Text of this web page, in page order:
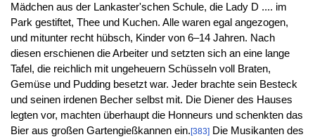
Mädchen aus der Lankaster'schen Schule, die Lady D .... im
Park gestiftet, Thee und Kuchen. Alle waren egal angezogen,
und mitunter recht hübsch, Kinder von 6–14 Jahren. Nach
diesen erschienen die Arbeiter und setzten sich an eine lange
Tafel, die reichlich mit ungeheuern Schüsseln voll Braten,
Gemüse und Pudding besetzt war. Jeder brachte sein Besteck
und seinen irdenen Becher selbst mit. Die Diener des Hauses
legten vor, machten überhaupt die Honneurs und schenkten das
Bier aus großen Gartengießkannen ein.[383]Die Musikanten des